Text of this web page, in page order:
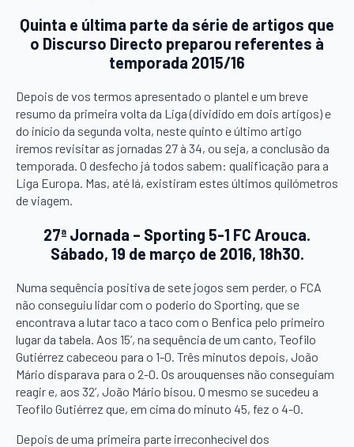
Quinta e última parte da série de artigos que
o Discurso Directo preparou referentes à
temporada 2015/16
Depois de vos termos apresentado o plantel e um breve
resumo da primeira volta da Liga (dividido em dois artigos) e
do início da segunda volta, neste quinto e último artigo
iremos revisitar as jornadas 27 à 34, ou seja, a conclusão da
temporada. O desfecho já todos sabem: qualificação para a
Liga Europa. Mas, até lá, existiram estes últimos quilómetros
de viagem.
27ª Jornada – Sporting 5-1 FC Arouca.
Sábado, 19 de março de 2016, 18h30.
Numa sequência positiva de sete jogos sem perder, o FCA
não conseguiu lidar com o poderio do Sporting, que se
encontrava a lutar taco a taco com o Benfica pelo primeiro
lugar da tabela. Aos 15’, na sequência de um canto, Teofilo
Gutiérrez cabeceou para o 1-0. Três minutos depois, João
Mário disparava para o 2-0. Os arouquenses não conseguiam
reagir e, aos 32’, João Mário bisou. O mesmo se sucedeu a
Teofilo Gutiérrez que, em cima do minuto 45, fez o 4-0.
Depois de uma primeira parte irreconhecível dos